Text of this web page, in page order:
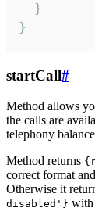
  }
}
startCall#
Method allows
the calls are
telephony
Method returns
correct format
Otherwise it
disabled'} with